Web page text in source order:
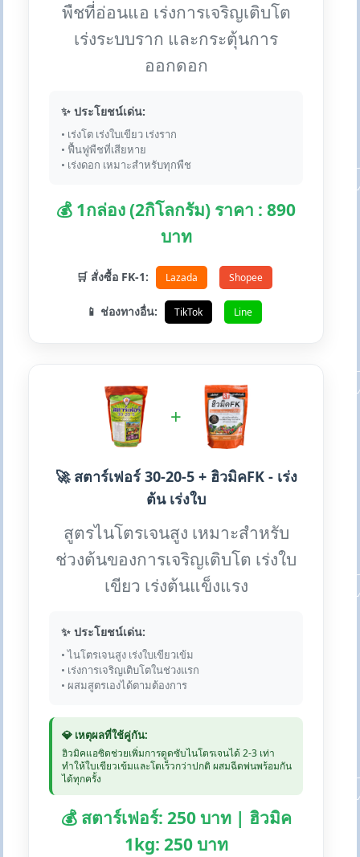
พืชที่อ่อนแอ เร่งการเจริญเติบโต
เร่งระบบราก และกระตุ้นการ
ออกดอก
✨ ประโยชน์เด่น:
• เร่งโต เร่งใบเขียว เร่งราก
• ฟื้นฟูพืชที่เสียหาย
• เร่งดอก เหมาะสำหรับทุกพืช
💰 1กล่อง (2กิโลกรัม) ราคา : 890
บาท
🛒 สั่งซื้อ FK-1: Lazada Shopee
📱 ช่องทางอื่น: TikTok Line
+
🚀 สตาร์เฟอร์ 30-20-5 + ฮิวมิคFK - เร่ง
ต้น เร่งใบ
สูตรไนโตรเจนสูง เหมาะสำหรับ
ช่วงต้นของการเจริญเติบโต เร่งใบ
เขียว เร่งต้นแข็งแรง
✨ ประโยชน์เด่น:
• ไนโตรเจนสูง เร่งใบเขียวเข้ม
• เร่งการเจริญเติบโตในช่วงแรก
• ผสมสูตรเองได้ตามต้องการ
💎 เหตุผลที่ใช้คู่กัน:
ฮิวมิคแอซิดช่วยเพิ่มการดูดซับไนโตรเจนได้ 2-3 เท่า
ทำให้ใบเขียวเข้มและโตเร็วกว่าปกติ ผสมฉีดพ่นพร้อมกัน
ได้ทุกครั้ง
💰 สตาร์เฟอร์: 250 บาท | ฮิวมิค
1kg: 250 บาท